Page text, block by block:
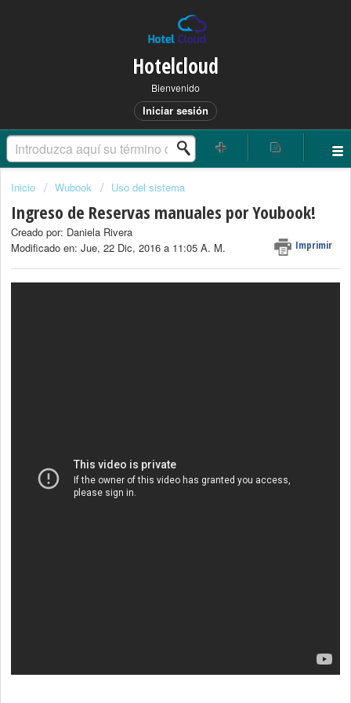
Hotelcloud
Bienvenido
Iniciar sesión
Inicio Wubook Uso del sistema
Ingreso de Reservas manuales por Youbook!
Imprimir
Creado por: Daniela Rivera
Modificado en: Jue, 22 Dic, 2016 a 11:05 A. M.